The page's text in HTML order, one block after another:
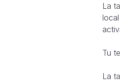
La
Tu
La